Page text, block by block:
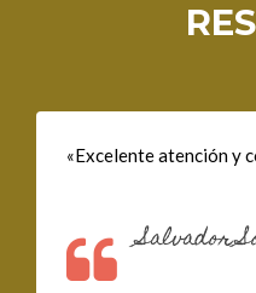
«Excelente atención y
Salvador